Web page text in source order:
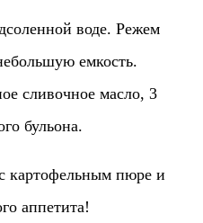
воде. Режем
емкость.
сливочное масло, 3
бульона.
картофельным пюре и
аппетита!